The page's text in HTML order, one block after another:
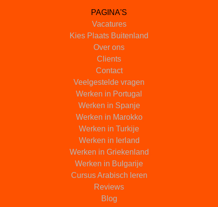
PAGINA'S
Vacatures
Kies Plaats Buitenland
Over ons
Clients
Contact
Veelgestelde vragen
Werken in Portugal
Werken in Spanje
Werken in Marokko
Werken in Turkije
Werken in Ierland
Werken in Griekenland
Werken in Bulgarije
Cursus Arabisch leren
Reviews
Blog